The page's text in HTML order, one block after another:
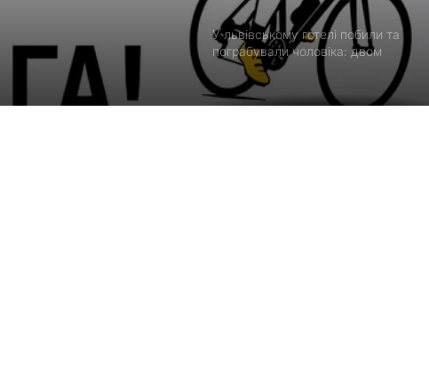
У львівському готелі побили та
пограбували чоловіка: двом
неповнолітнім повідомили про
підозру